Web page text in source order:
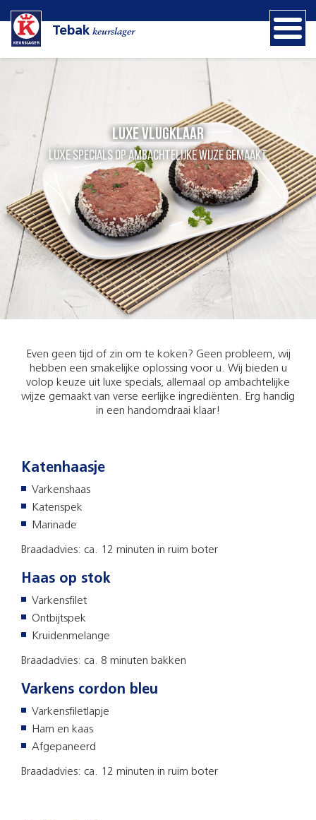
Tebakkeurslager
Luxe vlugklaar
Luxe specials op ambachtelijke wijze gemaakt
Even geen tijd of zin om te koken? Geen probleem, wij
hebben een smakelijke oplossing voor u. Wij bieden u
volop keuze uit luxe specials, allemaal op ambachtelijke
wijze gemaakt van verse eerlijke ingrediënten. Erg handig
in een handomdraai klaar!
Katenhaasje
Varkenshaas
Katenspek
Marinade
Braadadvies: ca. 12 minuten in ruim boter
Haas op stok
Varkensfilet
Ontbijtspek
Kruidenmelange
Braadadvies: ca. 8 minuten bakken
Varkens cordon bleu
Varkensfiletlapje
Ham en kaas
Afgepaneerd
Braadadvies: ca. 12 minuten in ruim boter